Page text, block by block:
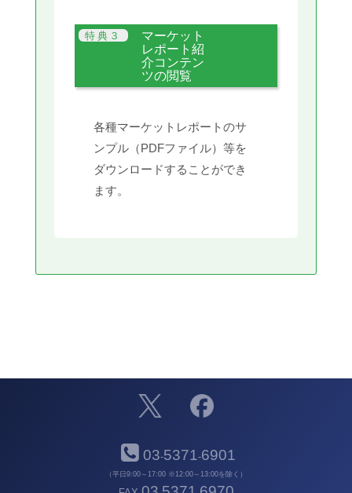
マーケット
レポート紹
介コンテン
ツの閲覧
各種マーケットレポートのサ
ンプル（PDFファイル）等を
ダウンロードすることができ
ます。
03-5371-6901
（平日9:00～17:00 ※12:00～13:00を除く）